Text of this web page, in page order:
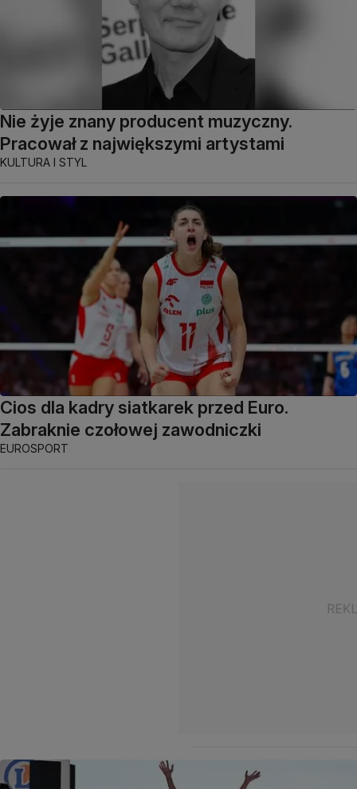
Nie żyje znany producent muzyczny.
Pracował z największymi artystami
KULTURA I STYL
Cios dla kadry siatkarek przed Euro.
Zabraknie czołowej zawodniczki
EUROSPORT